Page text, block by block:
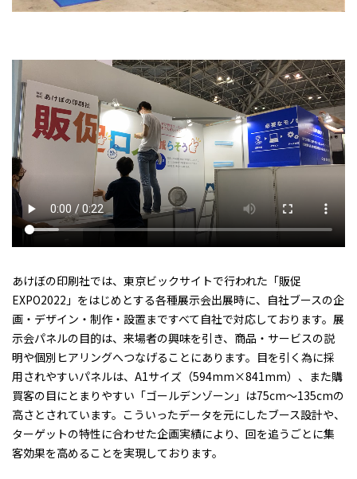
あけぼの印刷社では、東京ビックサイトで行われた「販促
EXPO2022」をはじめとする各種展示会出展時に、自社ブースの企
画・デザイン・制作・設置まですべて自社で対応しております。展
示会パネルの目的は、来場者の興味を引き、商品・サービスの説
明や個別ヒアリングへつなげることにあります。目を引く為に採
用されやすいパネルは、A1サイズ（594mm×841mm）、また購
買客の目にとまりやすい「ゴールデンゾーン」は75cm〜135cmの
高さとされています。こういったデータを元にしたブース設計や、
ターゲットの特性に合わせた企画実績により、回を追うごとに集
客効果を高めることを実現しております。